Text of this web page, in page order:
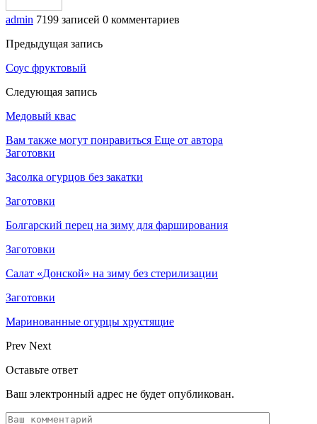
admin 7199 записей 0 комментариев
Предыдущая запись
Соус фруктовый
Следующая запись
Медовый квас
Вам также могут понравиться Еще от автора
Заготовки
Засолка огурцов без закатки
Заготовки
Болгарский перец на зиму для фарширования
Заготовки
Салат «Донской» на зиму без стерилизации
Заготовки
Маринованные огурцы хрустящие
Prev Next
Оставьте ответ
Ваш электронный адрес не будет опубликован.